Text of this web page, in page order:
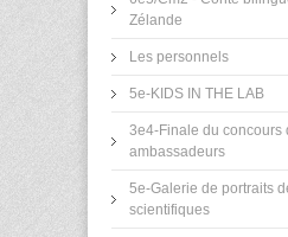
Zélande
Les personnels
5e-KIDS IN THE LAB
3e4-Finale du concours
ambassadeurs
5e-Galerie de portraits
scientifiques